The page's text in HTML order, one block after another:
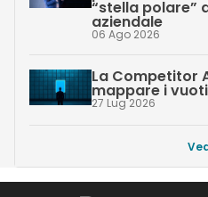
“stella polare”
aziendale
06 Ago 2026
La Competitor
mappare i
27 Lug 2026